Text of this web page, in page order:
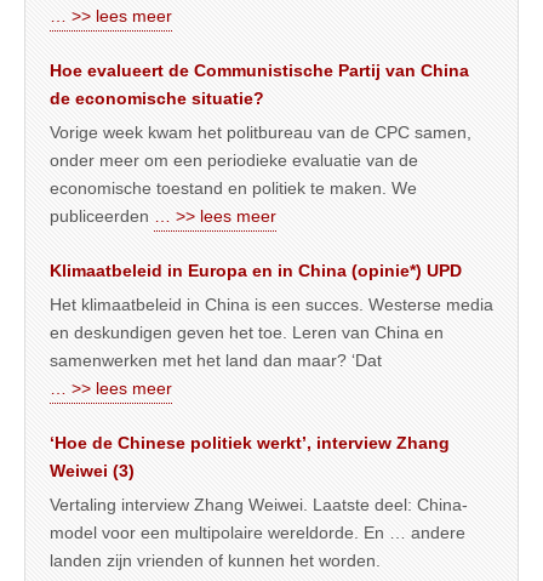
… >> lees meer
Hoe evalueert de Communistische Partij van China
de economische situatie?
Vorige week kwam het politbureau van de CPC samen,
onder meer om een periodieke evaluatie van de
economische toestand en politiek te maken. We
publiceerden … >> lees meer
Klimaatbeleid in Europa en in China (opinie*) UPD
Het klimaatbeleid in China is een succes. Westerse media
en deskundigen geven het toe. Leren van China en
samenwerken met het land dan maar? ‘Dat
… >> lees meer
‘Hoe de Chinese politiek werkt’, interview Zhang
Weiwei (3)
Vertaling interview Zhang Weiwei. Laatste deel: China-
model voor een multipolaire wereldorde. En … andere
landen zijn vrienden of kunnen het worden.